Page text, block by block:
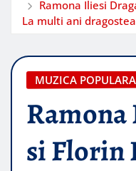
Ramona Iliesi
La multi ani
MUZICA POPULARA
si Florin